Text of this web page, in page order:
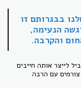
בבגרותם זו
הנעימה,
והקרבה.
לייצר אותה חייבים
צורמים עם הרבה